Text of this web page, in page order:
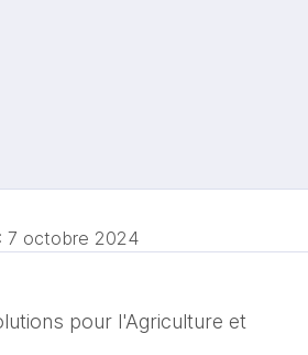
7 octobre 2024
pour l'Agriculture et